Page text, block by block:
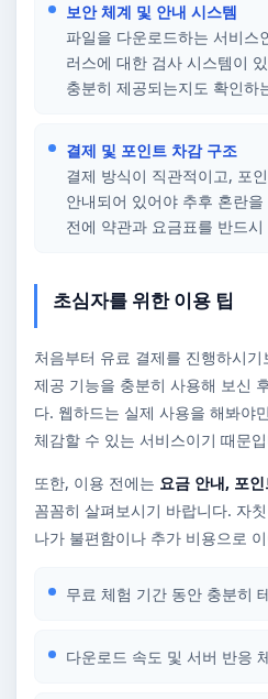
보안 체계 및 안내 시스템
파일을 다운로드하는 서비스
러스에 대한 검사 시스템이
충분히 제공되는지도 확인하
결제 및 포인트 차감 구조
결제 방식이 직관적이고, 포
안내되어 있어야 추후 혼란
전에 약관과 요금표를 반드
초심자를 위한 이용 팁
처음부터 유료 결제를 진행하시
제공 기능을 충분히 사용해 보신
다. 웹하드는 실제 사용을 해봐야
체감할 수 있는 서비스이기 때문
또한, 이용 전에는 요금 안내, 포
꼼꼼히 살펴보시기 바랍니다. 자
나가 불편함이나 추가 비용으로
무료 체험 기간 동안 충분히
다운로드 속도 및 서버 반응